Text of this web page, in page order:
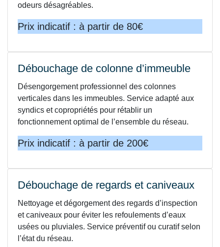
odeurs désagréables.
Prix indicatif : à partir de 80€
Débouchage de colonne d’immeuble
Désengorgement professionnel des colonnes
verticales dans les immeubles. Service adapté aux
syndics et copropriétés pour rétablir un
fonctionnement optimal de l’ensemble du réseau.
Prix indicatif : à partir de 200€
Débouchage de regards et caniveaux
Nettoyage et dégorgement des regards d’inspection
et caniveaux pour éviter les refoulements d’eaux
usées ou pluviales. Service préventif ou curatif selon
l’état du réseau.